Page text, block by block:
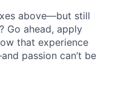
above—but still
Go ahead, apply
that experience
passion can’t be